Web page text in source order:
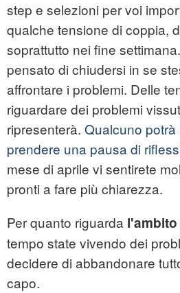
step e selezioni per voi
qualche tensione di coppia,
soprattutto nei fine
pensato di chiudersi in se
affrontare i problemi. Delle
riguardare dei problemi
ripresenterà. Qualcuno
prendere una pausa di
mese di aprile vi sentirete
pronti a fare più chiarezza.
Per quanto riguarda
tempo state vivendo dei
decidere di abbandonare
capo.